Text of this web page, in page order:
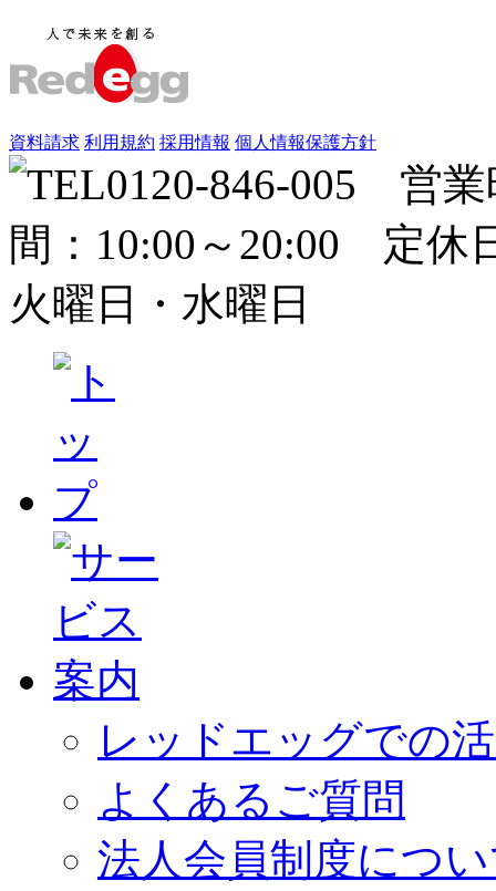
資料請求 利用規約 採用情報 個人情報保護方針
レッドエッグでの
よくあるご質問
法人会員制度につ